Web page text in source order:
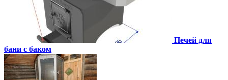
Печей для
бани с баком